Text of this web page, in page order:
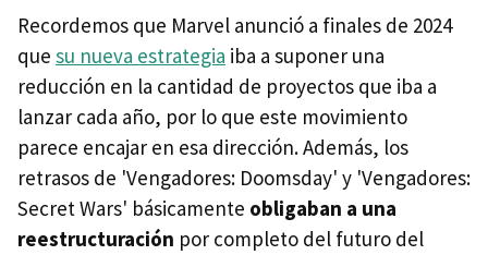
Recordemos que Marvel anunció a finales de 2024
que su nueva estrategia iba a suponer una
reducción en la cantidad de proyectos que iba a
lanzar cada año, por lo que este movimiento
parece encajar en esa dirección. Además, los
retrasos de 'Vengadores: Doomsday' y 'Vengadores:
Secret Wars' básicamente obligaban a una
reestructuración por completo del futuro del